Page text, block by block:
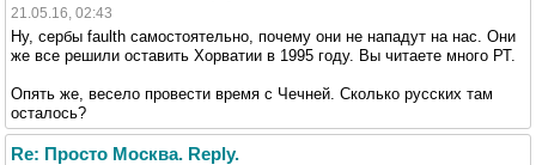
21.05.16, 02:43
Ну, сербы faulth самостоятельно, почему они не нападут на нас. Они
же все решили оставить Хорватии в 1995 году. Вы читаете много РТ.
Опять же, весело провести время с Чечней. Сколько русских там
осталось?
Re: Просто Москва. Reply.